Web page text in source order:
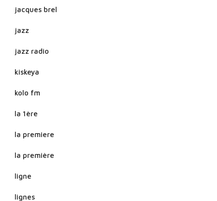
jacques brel
jazz
jazz radio
kiskeya
kolo fm
la 1ère
la premiere
la première
ligne
lignes